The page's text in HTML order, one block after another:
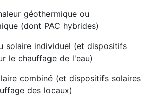
géothermique ou
(dont PAC hybrides)
solaire individuel (et dispositifs
le chauffage de l'eau)
combiné (et dispositifs solaires
des locaux)